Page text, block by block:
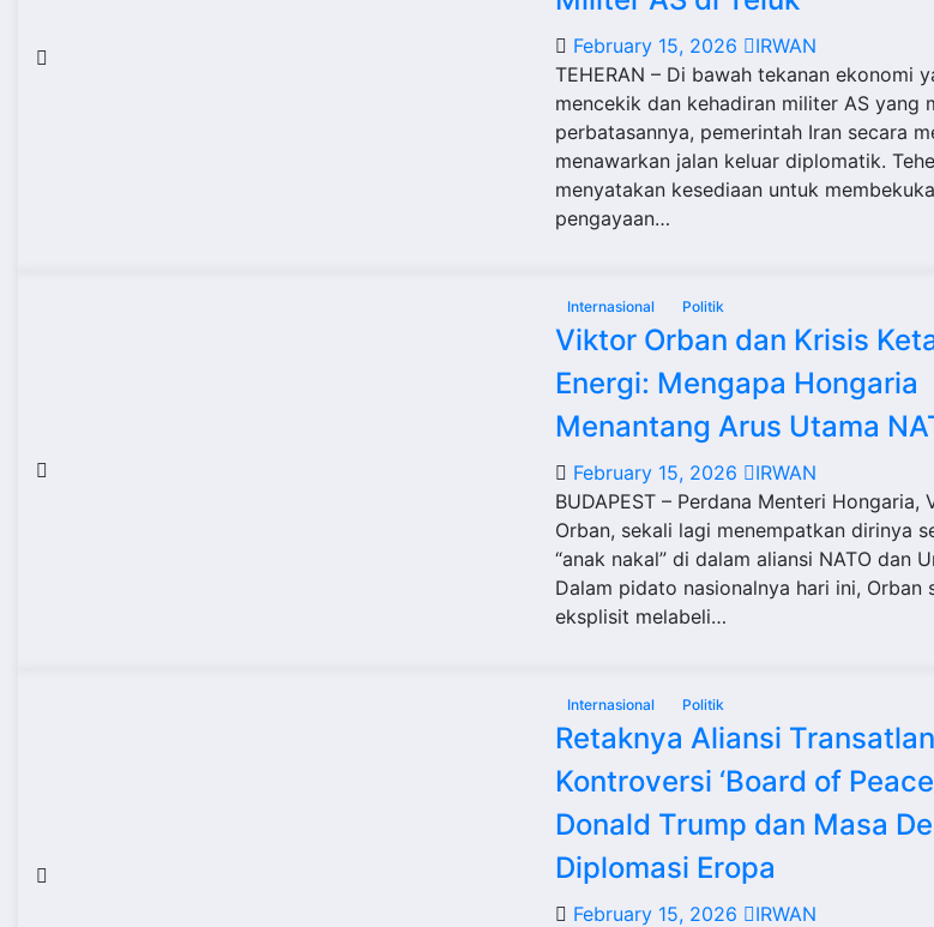
February 15, 2026
IRWAN
TEHERAN – Di bawah tekanan ekonomi
mencekik dan kehadiran militer AS yang
perbatasannya, pemerintah Iran secara
menawarkan jalan keluar diplomatik.
menyatakan kesediaan untuk
pengayaan…
Internasional Politik
Viktor Orban dan Krisis
Energi: Mengapa Hongaria
Menantang Arus Utama
February 15, 2026
IRWAN
BUDAPEST – Perdana Menteri Hongaria,
Orban, sekali lagi menempatkan dirinya
“anak nakal” di dalam aliansi NATO dan
Dalam pidato nasionalnya hari ini, Orban
eksplisit melabeli…
Internasional Politik
Retaknya Aliansi
Kontroversi ‘Board of
Donald Trump dan Masa
Diplomasi Eropa
February 15, 2026
IRWAN